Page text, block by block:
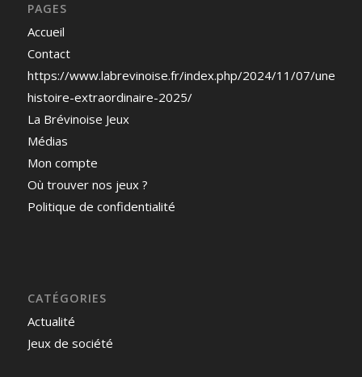
PAGES
Accueil
Contact
https://www.labrevinoise.fr/index.php/2024/11/07/une-
histoire-extraordinaire-2025/
La Brévinoise Jeux
Médias
Mon compte
Où trouver nos jeux ?
Politique de confidentialité
CATÉGORIES
Actualité
Jeux de société